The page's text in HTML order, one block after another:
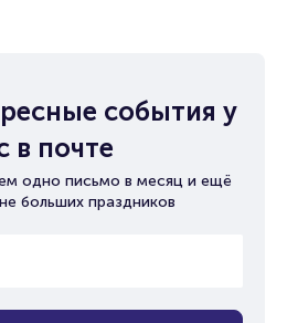
события у
в почте
одно письмо в месяц и ещё
больших праздников